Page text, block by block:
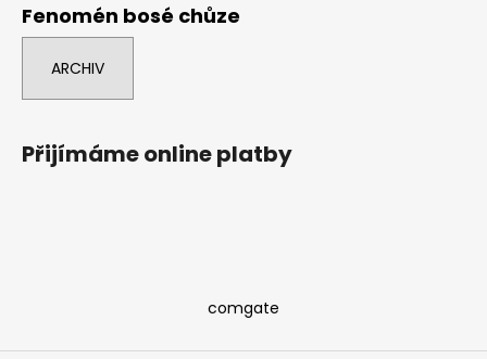
Fenomén bosé chůze
ARCHIV
Přijímáme online platby
comgate